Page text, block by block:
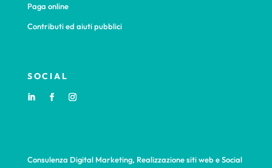
Paga online
Contributi ed aiuti pubblici
SOCIAL
Consulenza Digital Marketing, Realizzazione siti web e Social